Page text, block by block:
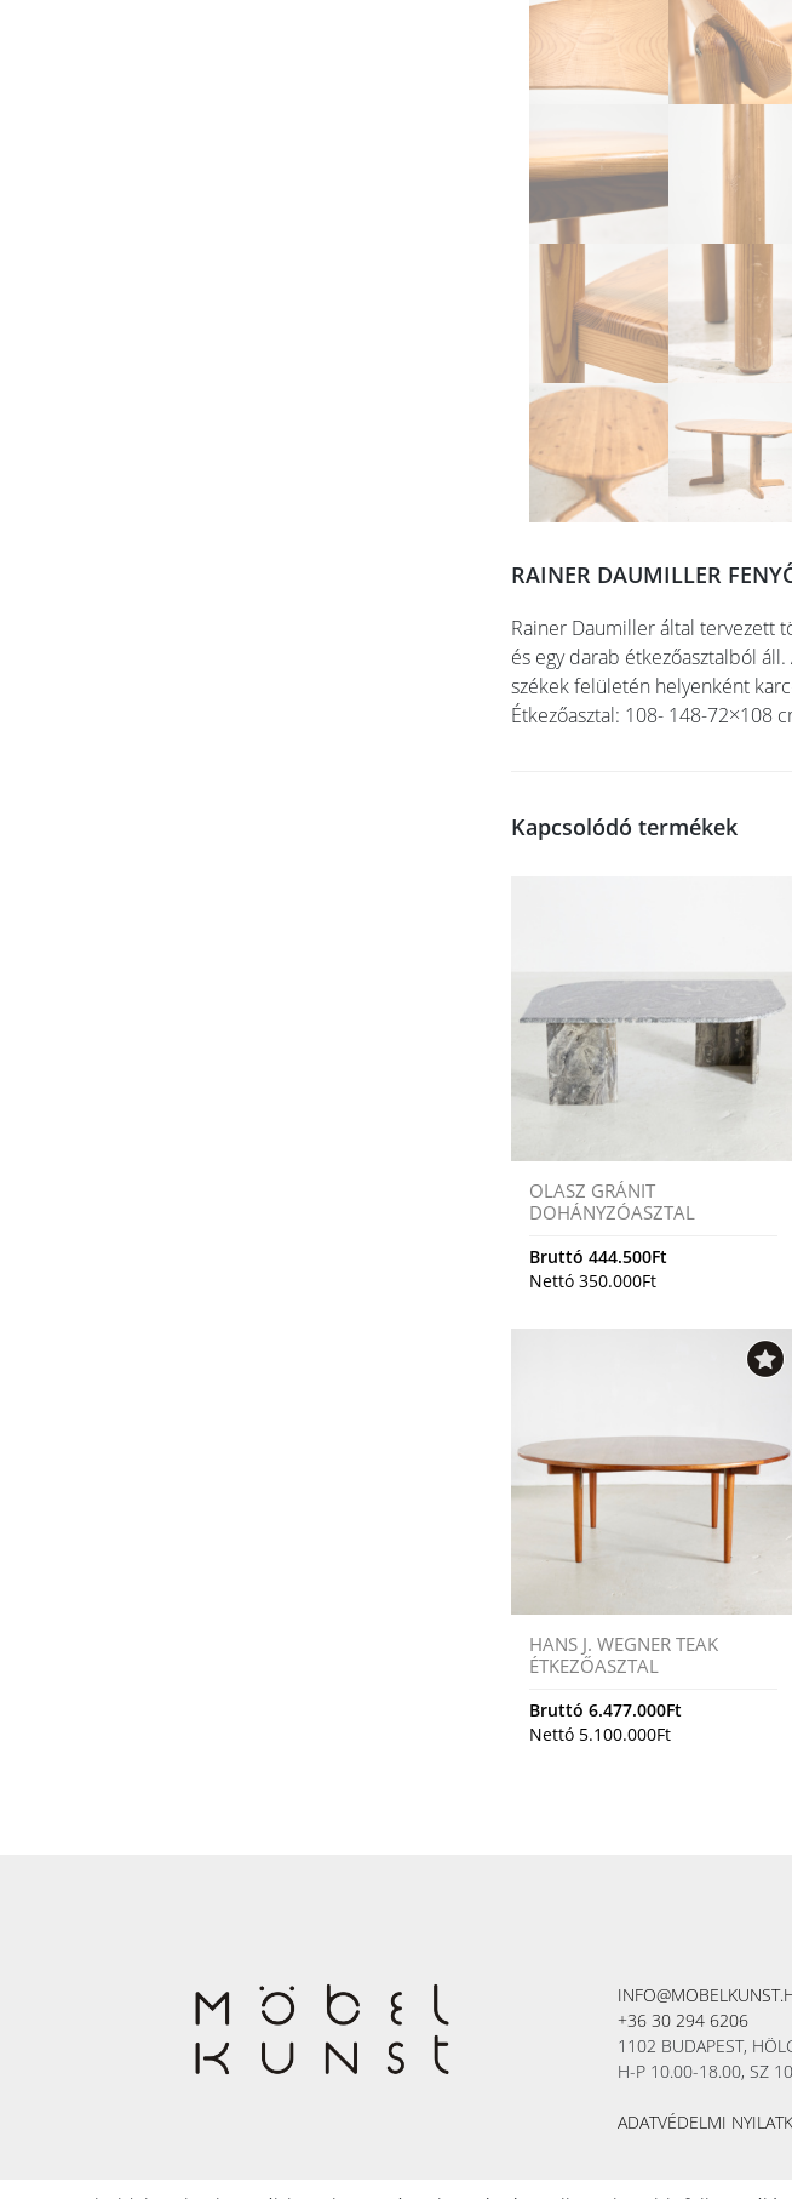
RAINER DAUMILLER
Rainer Daumiller által tervezett
és egy darab étkezőasztalból
székek felületén helyenként
Étkezőasztal: 108- 148-72×108
Kapcsolódó termékek
OLASZ GRÁNIT
DOHÁNYZÓASZTAL
Bruttó 444.500Ft
Nettó 350.000Ft
HANS J. WEGNER TEAK
ÉTKEZŐASZTAL
Bruttó 6.477.000Ft
Nettó 5.100.000Ft
+36 30 294 6206
1102 BUDAPEST,
H-P 10.00-18.00, SZ
ADATVÉDELMI